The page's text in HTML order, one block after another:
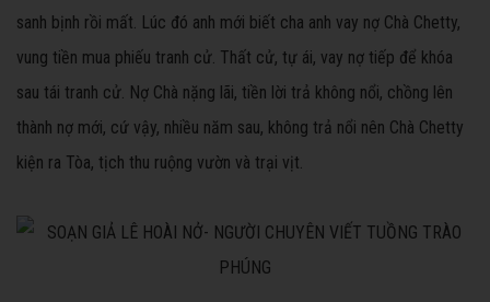
sanh bịnh rồi mất. Lúc đó anh mới biết cha anh vay nợ Chà Chetty,
vung tiền mua phiếu tranh cử. Thất cử, tự ái, vay nợ tiếp để khóa
sau tái tranh cử. Nợ Chà nặng lãi, tiền lời trả không nổi, chồng lên
thành nợ mới, cứ vậy, nhiều năm sau, không trả nổi nên Chà Chetty
kiện ra Tòa, tịch thu ruộng vườn và trại vịt.